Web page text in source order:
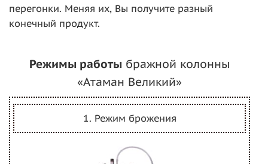
перегонки. Меняя их, Вы получите разный
конечный продукт.
Режимы работы бражной колонны
«Атаман Великий»
1. Режим брожения